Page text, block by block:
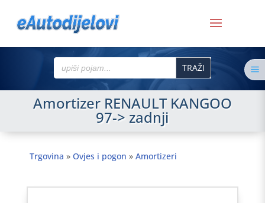
Search
for:
Amortizer RENAULT KANGOO
97-> zadnji
Trgovina » Ovjes i pogon » Amortizeri
a